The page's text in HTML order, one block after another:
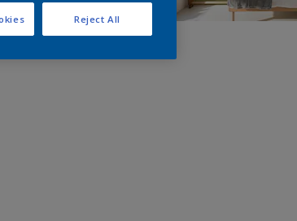
Reject All